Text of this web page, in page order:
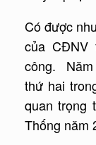
Có được
của
công.
thứ hai
quan trọng
Thống năm